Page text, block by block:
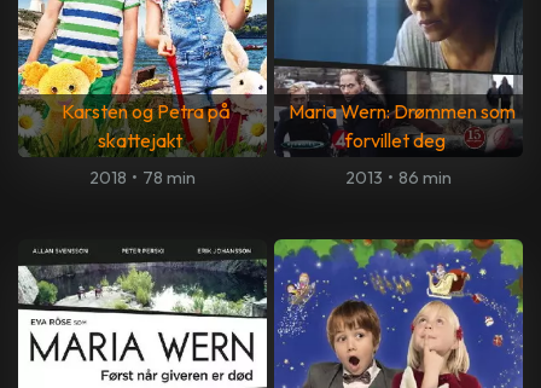
Karsten og Petra på
skattejakt
2018 • 78 min
Maria Wern: Drømmen som
forvillet deg
2013 • 86 min